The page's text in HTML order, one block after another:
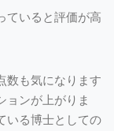
ていると評価が高
数も気になります
ョンが上がりま
いる博士としての